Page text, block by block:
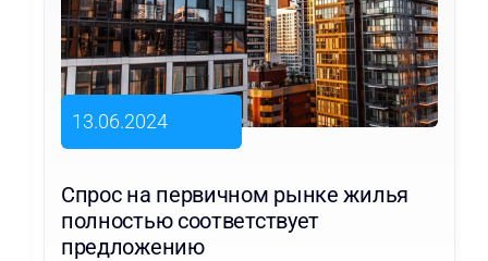
13.06.2024
Спрос на первичном рынке жилья
полностью соответствует
предложению